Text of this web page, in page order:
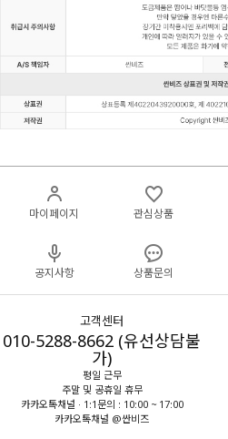
마이페이지 관심상품
공지사항 상품문의
고객센터
010-5288-8662 (유선상담불
가)
평일 근무
주말 및 공휴일 휴무
카카오톡채널 · 1:1문의 : 10:00 ~ 17:00
카카오톡채널 @싼비즈